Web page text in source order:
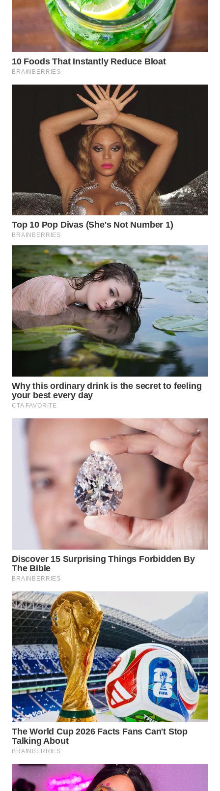
WN
INDRAMAYU
KUNINGAN
SUBANG
SUKABUMI
PURWAKARTA
WN
PRIANGAN
TIMUR
WN
SEMARANG
WN
SOLO
WN
WN
MADURA
WN
NATUNA
WN
WN
WN
LIKUPANG
WN
LABUANBAJO
WN
BORNEO
Wahana
Media
Group
WAHANA
NEWS
WAHANA
WAHANA